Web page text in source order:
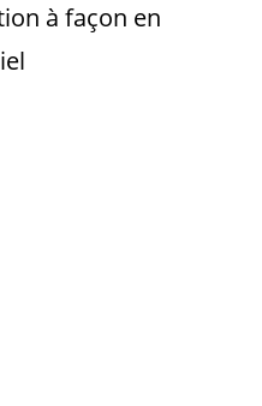
à façon en